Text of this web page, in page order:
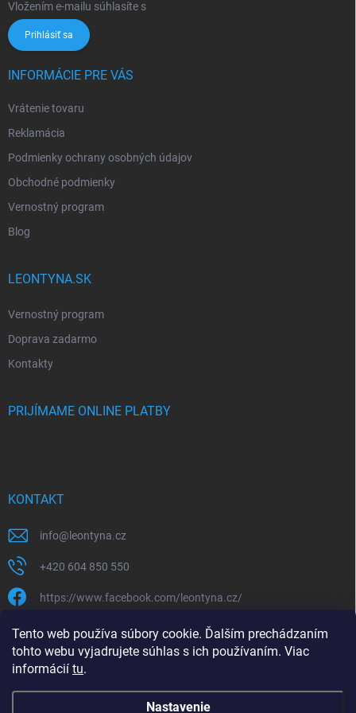
Tento web používa súbory cookie. Ďalším prechádzaním
tohto webu vyjadrujete súhlas s ich používaním. Viac
informácií tu.
Nastavenie
Vložením e-mailu súhlasíte s
Prihlásiť sa
INFORMÁCIE PRE VÁS
Vrátenie tovaru
Reklamácia
Podmienky ochrany osobných údajov
Obchodné podmienky
Vernostný program
Blog
LEONTYNA.SK
Vernostný program
Doprava zadarmo
Kontakty
PRIJÍMAME ONLINE PLATBY
KONTAKT
info@ leontyna.cz
+420 604 850 550
https://www.facebook.com/leontyna.cz/
leontyna.cz
@leontyna.cz